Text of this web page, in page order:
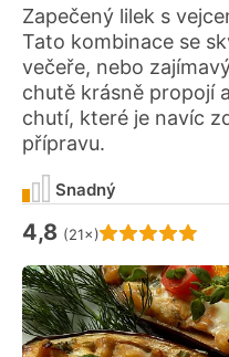
Zapečený lilek s
Tato kombinace se
večeře, nebo
chutě krásně propojí
chutí, které je navíc
přípravu.
Hodnocení receptu je
4,8 (21×)
Snadný